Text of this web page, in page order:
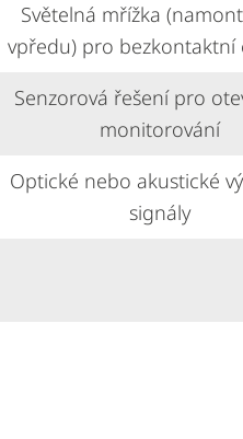
Světelná mřížka
vpředu) pro bezkontaktní
Senzorová řešení pro
monitorování
Optické nebo akustické
signály